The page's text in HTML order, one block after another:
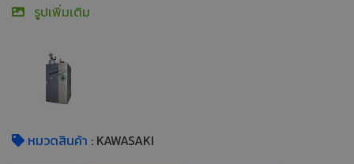
รูปเพิ่มเติม
หมวดสินค้า : KAWASAKI